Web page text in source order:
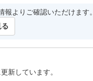
よりご確認いただけます。
新しています。